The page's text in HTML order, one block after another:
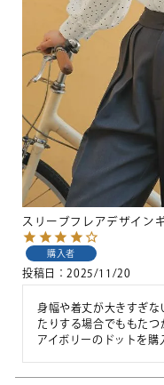
スリーブフレアデザイン
購入者
投稿日 2025/11/20
身幅や着丈が大きすぎな
たりする場合でももたつ
アイボリーのドットを購